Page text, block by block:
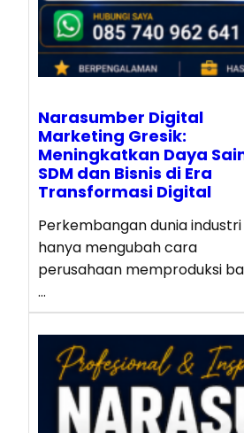
Narasumber Digital
Marketing Gresik:
Meningkatkan Daya
SDM dan Bisnis di Era
Transformasi Digital
Perkembangan dunia
hanya mengubah cara
perusahaan memproduksi
…